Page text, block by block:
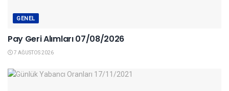
GENEL
Pay Geri Alımları 07/08/2026
7 AĞUSTOS 2026